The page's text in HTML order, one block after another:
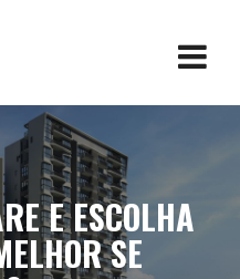
E ESCOLHA
SE